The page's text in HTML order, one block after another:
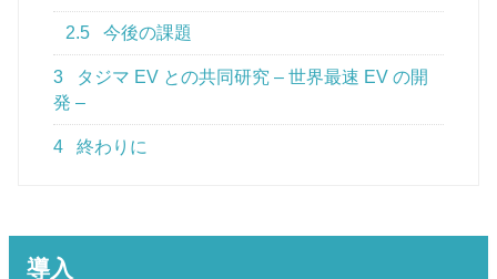
2.5 今後の課題
3
タジマ EV との共同研究 – 世界最速 EV の開
発 –
4 終わりに
導入